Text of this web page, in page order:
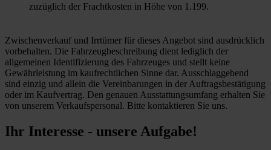
zuzüglich der Frachtkosten in Höhe von 1.199.
Zwischenverkauf und Irrtümer für dieses Angebot sind ausdrücklich
vorbehalten. Die Fahrzeugbeschreibung dient lediglich der
allgemeinen Identifizierung des Fahrzeuges und stellt keine
Gewährleistung im kaufrechtlichen Sinne dar. Ausschlaggebend
sind einzig und allein die Vereinbarungen in der Auftragsbestätigung
oder im Kaufvertrag. Den genauen Ausstattungsumfang erhalten Sie
von unserem Verkaufspersonal. Bitte kontaktieren Sie uns.
Ihr Interesse - unsere Aufgabe!